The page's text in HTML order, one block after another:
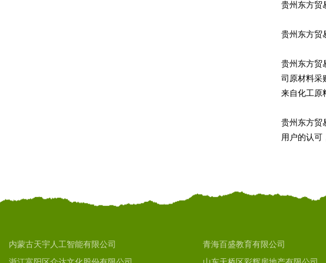
贵州东方贸
贵州东方贸
贵州东方贸
司原材料采
来自化工原
贵州东方贸
用户的认可
内蒙古天宇人工智能有限公司 青海百盛教育有限公司